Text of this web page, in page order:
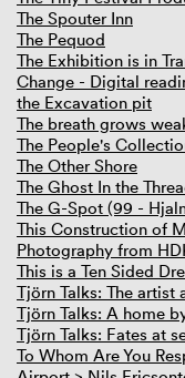
The Spouter Inn
The Pequod
The Exhibition is in
Change - Digital
the Excavation pit
The breath grows
The People's
The Other Shore
The Ghost In the
The G-Spot (99 -
This Construction of
Photography from
This is a Ten Sided
Tjörn Talks: The artist
Tjörn Talks: A home
Tjörn Talks: Fates at
To Whom Are You